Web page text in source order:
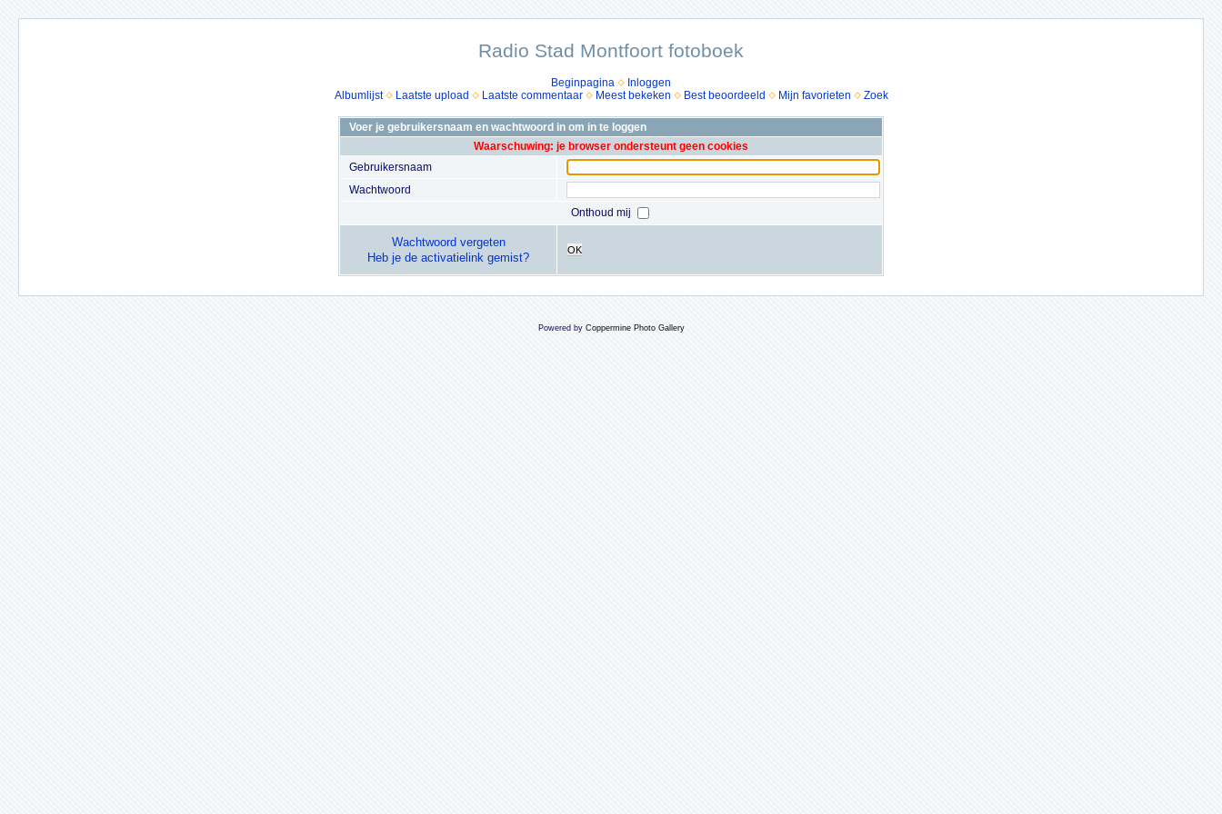
Radio Stad Montfoort fotoboek
Beginpagina
Inloggen
Albumlijst
Laatste upload Laatste commentaar Meest bekeken Best beoordeeld Mijn favorieten Zoek
Voer je gebruikersnaam en wachtwoord in om in te loggen
Waarschuwing: je browser ondersteunt geen cookies
Gebruikersnaam
Wachtwoord
Onthoud mij
Wachtwoord vergeten
Heb je de activatielink gemist?
OK
Powered by Coppermine Photo Gallery